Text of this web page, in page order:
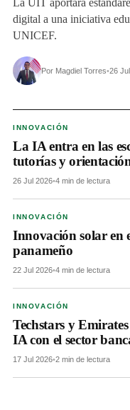
La UIT aportará
digital a una iniciativa
UNICEF.
Por Magdiel Torres•26
INNOVACIÓN
La IA entra en las
tutorías y
26 Jul 2026•4 min de lectura
INNOVACIÓN
Innovación solar en
panameño
22 Jul 2026•4 min de lectura
INNOVACIÓN
Techstars y
IA con el sector
17 Jul 2026•2 min de lectura